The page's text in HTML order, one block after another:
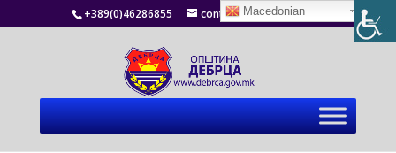
+389(0)46286855 contact@debrca.gov.mk
Macedonian